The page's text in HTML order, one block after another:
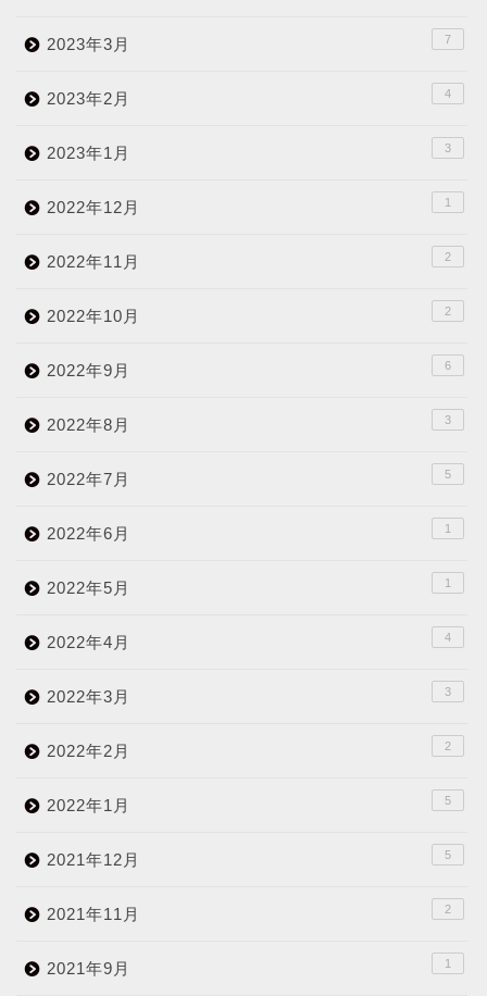
2023年3月 7
2023年2月 4
2023年1月 3
2022年12月 1
2022年11月 2
2022年10月 2
2022年9月 6
2022年8月 3
2022年7月 5
2022年6月 1
2022年5月 1
2022年4月 4
2022年3月 3
2022年2月 2
2022年1月 5
2021年12月 5
2021年11月 2
2021年9月 1